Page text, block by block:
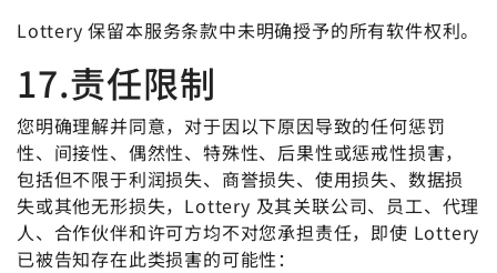
Lottery 保留本服务条款中未明确授予的所有软件权利。
17.责任限制
您明确理解并同意，对于因以下原因导致的任何惩罚
性、间接性、偶然性、特殊性、后果性或惩戒性损害，
包括但不限于利润损失、商誉损失、使用损失、数据损
失或其他无形损失，Lottery 及其关联公司、员工、代理
人、合作伙伴和许可方均不对您承担责任，即使 Lottery
已被告知存在此类损害的可能性：